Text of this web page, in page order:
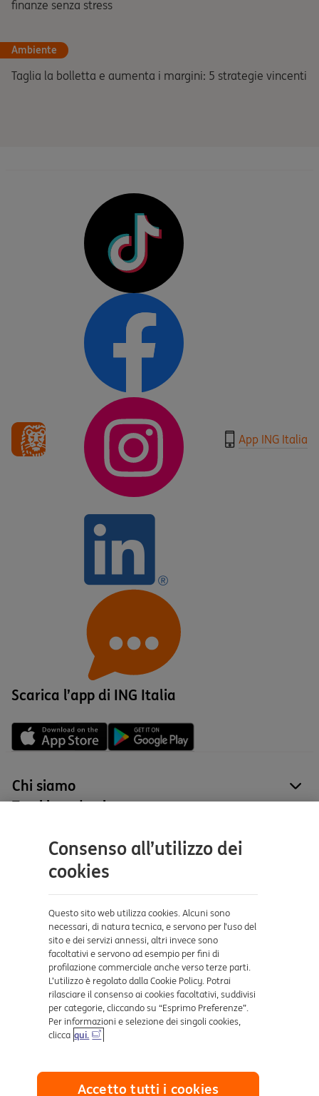
finanze senza stress
Ambiente
Taglia la bolletta e aumenta i margini: 5 strategie vincenti
App ING Italia
Scarica l’app di ING Italia
Chi siamo
Tutti i prodotti
Aiuto e supporto
Dove ci trovi
Certificazioni
Collegamenti utili
Consenso all’utilizzo dei
cookies
Questo sito web utilizza cookies. Alcuni sono
necessari, di natura tecnica, e servono per l’uso del
sito e dei servizi annessi, altri invece sono
facoltativi e servono ad esempio per fini di
profilazione commerciale anche verso terze parti.
L’utilizzo è regolato dalla Cookie Policy. Potrai
rilasciare il consenso ai cookies facoltativi, suddivisi
per categorie, cliccando su “Esprimo Preferenze”.
Per informazioni e selezione dei singoli cookies,
clicca qui.
Accetto tutti i cookies